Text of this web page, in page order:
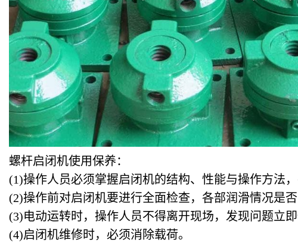
螺杆启闭机使用保养：
(1)操作人员必须掌握启闭机的结构、性能与操作方法
(2)操作前对启闭机要进行全面检查，各部润滑情况是
(3)电动运转时，操作人员不得离开现场，发现问题立即
(4)启闭机维修时，必须消除载荷。